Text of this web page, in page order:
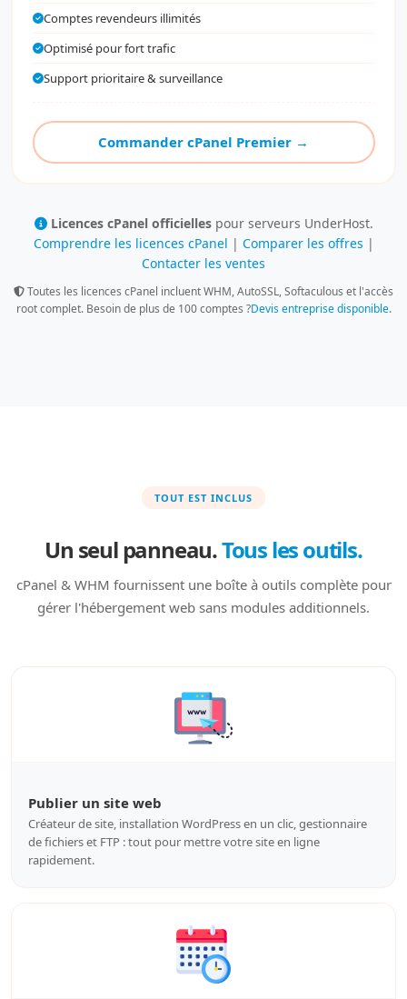
Comptes revendeurs illimités
Optimisé pour fort trafic
Support prioritaire & surveillance
Commander cPanel Premier →
Licences cPanel officiellespour serveurs UnderHost.
Comprendre les licences cPanel | Comparer les offres |
Contacter les ventes
Toutes les licences cPanel incluent WHM, AutoSSL, Softaculous et l'accès
root complet. Besoin de plus de 100 comptes ?Devis entreprise disponible.
TOUT EST INCLUS
Un seul panneau.Tous les outils.
cPanel & WHM fournissent une boîte à outils complète pour
gérer l'hébergement web sans modules additionnels.
Publier un site web
Créateur de site, installation WordPress en un clic, gestionnaire
de fichiers et FTP : tout pour mettre votre site en ligne
rapidement.